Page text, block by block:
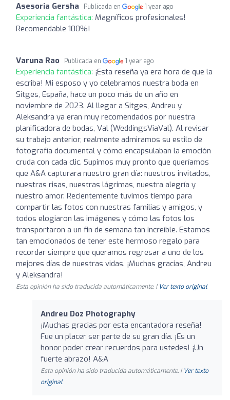
Asesoria Gersha Publicada en 1 year ago
Experiencia fantástica: Magníficos profesionales!
Recomendable 100%!
Varuna Rao Publicada en 1 year ago
Experiencia fantástica: ¡Esta reseña ya era hora de que la
escriba! Mi esposo y yo celebramos nuestra boda en
Sitges, España, hace un poco más de un año en
noviembre de 2023. Al llegar a Sitges, Andreu y
Aleksandra ya eran muy recomendados por nuestra
planificadora de bodas, Val (WeddingsViaVal). Al revisar
su trabajo anterior, realmente admiramos su estilo de
fotografía documental y cómo encapsulaban la emoción
cruda con cada clic. Supimos muy pronto que queríamos
que A&A capturara nuestro gran día: nuestros invitados,
nuestras risas, nuestras lágrimas, nuestra alegría y
nuestro amor. Recientemente tuvimos tiempo para
compartir las fotos con nuestras familias y amigos, y
todos elogiaron las imágenes y cómo las fotos los
transportaron a un fin de semana tan increíble. Estamos
tan emocionados de tener este hermoso regalo para
recordar siempre que queramos regresar a uno de los
mejores días de nuestras vidas. ¡Muchas gracias, Andreu
y Aleksandra!
Esta opinión ha sido traducida automáticamente. | Ver texto original
Andreu Doz Photography
¡Muchas gracias por esta encantadora reseña!
Fue un placer ser parte de su gran día. ¡Es un
honor poder crear recuerdos para ustedes! ¡Un
fuerte abrazo! A&A
Esta opinión ha sido traducida automáticamente. | Ver texto
original